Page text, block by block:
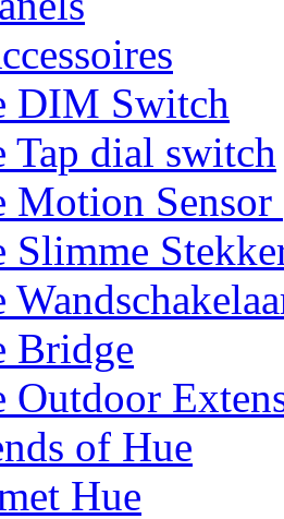
DIM Switch
Tap dial switch
Motion Sensor
Slimme
Bridge
Outdoor
of Hue
Hue